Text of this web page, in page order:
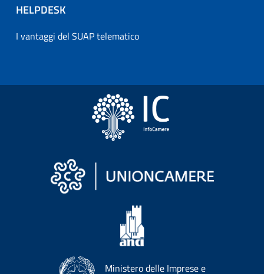
HELPDESK
I vantaggi del SUAP telematico
Ministero delle Imprese e